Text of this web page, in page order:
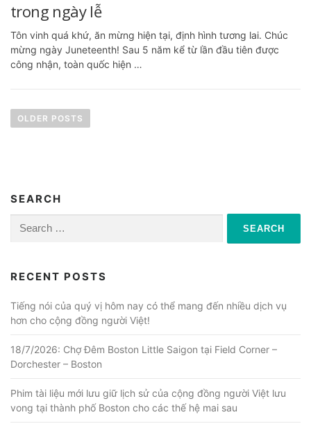
trong ngày lễ
Tôn vinh quá khứ, ăn mừng hiện tại, định hình tương lai. Chúc
mừng ngày Juneteenth! Sau 5 năm kể từ lần đầu tiên được
công nhận, toàn quốc hiện …
o
n
a
g
a
t
i
o
n
OLDER POSTS
SEARCH
Search
for:
RECENT POSTS
Tiếng nói của quý vị hôm nay có thể mang đến nhiều dịch vụ
hơn cho cộng đồng người Việt!
18/7/2026: Chợ Đêm Boston Little Saigon tại Field Corner –
Dorchester – Boston
Phim tài liệu mới lưu giữ lịch sử của cộng đồng người Việt lưu
vong tại thành phố Boston cho các thế hệ mai sau